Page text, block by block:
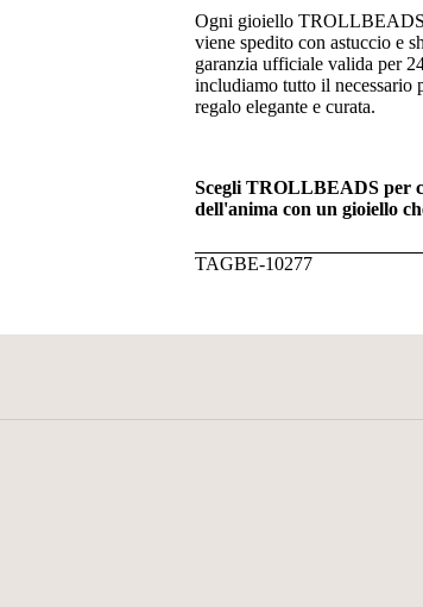
Ogni gioiello TROLLBEADS
viene spedito con astuccio e
garanzia ufficiale valida per
includiamo tutto il necessario
regalo elegante e curata.
Scegli TROLLBEADS per
dell'anima con un gioiello
TAGBE-10277